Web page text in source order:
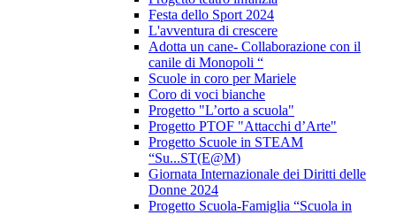
Festa dello Sport 2024
L'avventura di crescere
Adotta un cane- Collaborazione con il
canile di Monopoli “
Scuole in coro per Mariele
Coro di voci bianche
Progetto "L’orto a scuola"
Progetto PTOF "Attacchi d’Arte"
Progetto Scuole in STEAM
“Su...ST(E@M)
Giornata Internazionale dei Diritti delle
Donne 2024
Progetto Scuola-Famiglia “Scuola in